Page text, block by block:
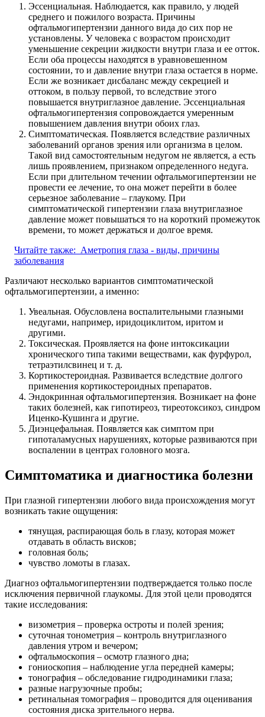
Эссенциальная. Наблюдается, как правило, у людей
среднего и пожилого возраста. Причины
офтальмогипертензии данного вида до сих пор не
установлены. У человека с возрастом происходит
уменьшение секреции жидкости внутри глаза и ее отток.
Если оба процессы находятся в уравновешенном
состоянии, то и давление внутри глаза остается в норме.
Если же возникает дисбаланс между секрецией и
оттоком, в пользу первой, то вследствие этого
повышается внутриглазное давление. Эссенциальная
офтальмогипертензия сопровождается умеренным
повышением давления внутри обоих глаз.
Симптоматическая. Появляется вследствие различных
заболеваний органов зрения или организма в целом.
Такой вид самостоятельным недугом не является, а есть
лишь проявлением, признаком определенного недуга.
Если при длительном течении офтальмогипертензии не
провести ее лечение, то она может перейти в более
серьезное заболевание – глаукому. При
симптоматической гипертензии глаза внутриглазное
давление может повышаться то на короткий промежуток
времени, то может держаться и долгое время.
Читайте также: Аметропия глаза - виды, причины
заболевания
Различают несколько вариантов симптоматической
офтальмогипертензии, а именно:
Увеальная. Обусловлена воспалительными глазными
недугами, например, иридоциклитом, иритом и
другими.
Токсическая. Проявляется на фоне интоксикации
хронического типа такими веществами, как фурфурол,
тетраэтилсвинец и т. д.
Кортикостероидная. Развивается вследствие долгого
применения кортикостероидных препаратов.
Эндокринная офтальмогипертензия. Возникает на фоне
таких болезней, как гипотиреоз, тиреотоксикоз, синдром
Иценко-Кушинга и другие.
Диэнцефальная. Появляется как симптом при
гипоталамусных нарушениях, которые развиваются при
воспалении в центрах головного мозга.
Симптоматика и диагностика болезни
При глазной гипертензии любого вида происхождения могут
возникать такие ощущения:
тянущая, распирающая боль в глазу, которая может
отдавать в область висков;
головная боль;
чувство ломоты в глазах.
Диагноз офтальмогипертензии подтверждается только после
исключения первичной глаукомы. Для этой цели проводятся
такие исследования:
визометрия – проверка остроты и полей зрения;
суточная тонометрия – контроль внутриглазного
давления утром и вечером;
офтальмоскопия – осмотр глазного дна;
гониоскопия – наблюдение угла передней камеры;
тонография – обследование гидродинамики глаза;
разные нагрузочные пробы;
ретинальная томография – проводится для оценивания
состояния диска зрительного нерва.